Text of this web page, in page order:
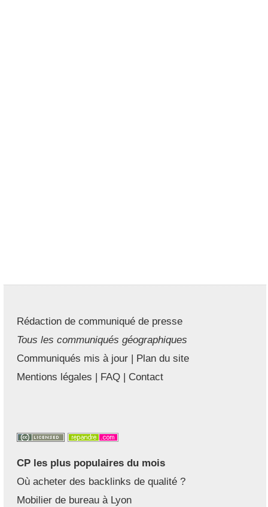
Rédaction de communiqué de presse
Tous les communiqués géographiques
Communiqués mis à jour | Plan du site
Mentions légales | FAQ | Contact
CP les plus populaires du mois
Où acheter des backlinks de qualité ?
Mobilier de bureau à Lyon